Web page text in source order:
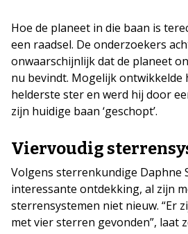
Hoe de planeet in die baan is
een raadsel. De onderzoekers
onwaarschijnlijk dat de planeet
nu bevindt. Mogelijk ontwikkelde
helderste ster en werd hij door
zijn huidige baan ‘geschopt’.
Viervoudig
Volgens sterrenkundige Daphne
interessante ontdekking, al zijn
sterrensystemen niet nieuw. “Er
met vier sterren gevonden”, laat